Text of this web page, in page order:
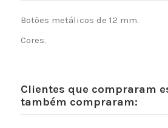
Botões metálicos de 12 mm.
Cores.
Clientes que compraram
também compraram: